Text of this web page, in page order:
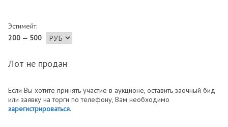
Эстимейт:
200 — 500
Лот не продан
Если Вы хотите принять участие в аукционе, оставить заочный бид
или заявку на торги по телефону, Вам необходимо
зарегистрироваться.